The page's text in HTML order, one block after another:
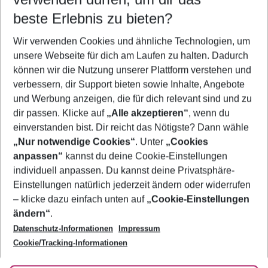
5-8 Nächte
2 Erwachsene Keine Kinder
Mehr Filter anzeigen
Footer
Footer navigation
Über uns
AGB
Bestpreisgarantie
Cookie-Einstellungen ändern
Cookie-Richtlinie
Agenturbetreuung
Barrierefreies Reisen
Folge uns
beste Erlebnis zu bieten?
Wir verwenden Cookies und ähnliche Technologien, um
unsere Webseite für dich am Laufen zu halten. Dadurch
können wir die Nutzung unserer Plattform verstehen und
verbessern, dir Support bieten sowie Inhalte, Angebote
und Werbung anzeigen, die für dich relevant sind und zu
dir passen. Klicke auf „Alle akzeptieren“, wenn du
einverstanden bist. Dir reicht das Nötigste? Dann wähle
„Nur notwendige Cookies“. Unter „Cookies
anpassen“ kannst du deine Cookie-Einstellungen
individuell anpassen. Du kannst deine Privatsphäre-
Einstellungen natürlich jederzeit ändern oder widerrufen
– klicke dazu einfach unten auf „Cookie-Einstellungen
ändern“.
Datenschutz-Informationen
Impressum
Cookie/Tracking-Informationen